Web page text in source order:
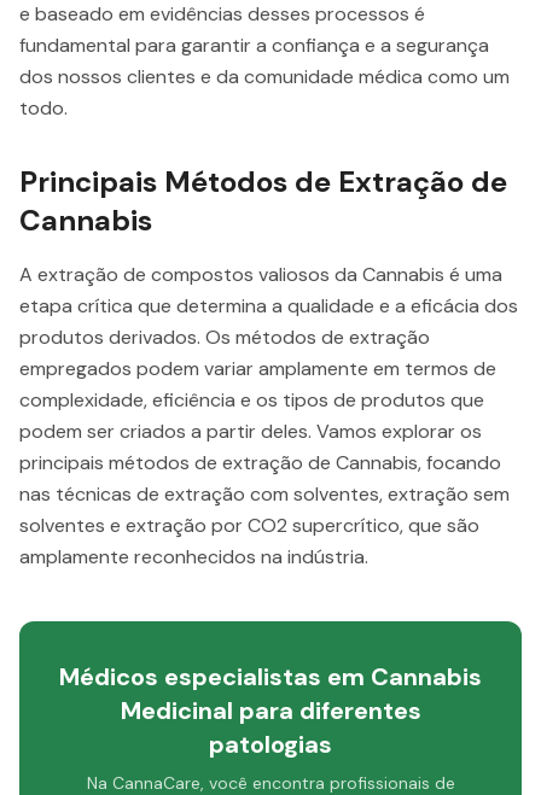
e baseado em evidências desses processos é
fundamental para garantir a confiança e a segurança
dos nossos clientes e da comunidade médica como um
todo.
Principais Métodos de Extração de
Cannabis
A extração de compostos valiosos da Cannabis é uma
etapa crítica que determina a qualidade e a eficácia dos
produtos derivados. Os métodos de extração
empregados podem variar amplamente em termos de
complexidade, eficiência e os tipos de produtos que
podem ser criados a partir deles. Vamos explorar os
principais métodos de extração de Cannabis, focando
nas técnicas de extração com solventes, extração sem
solventes e extração por CO2 supercrítico, que são
amplamente reconhecidos na indústria.
Médicos especialistas em Cannabis
Medicinal para diferentes
patologias
Na CannaCare, você encontra profissionais de